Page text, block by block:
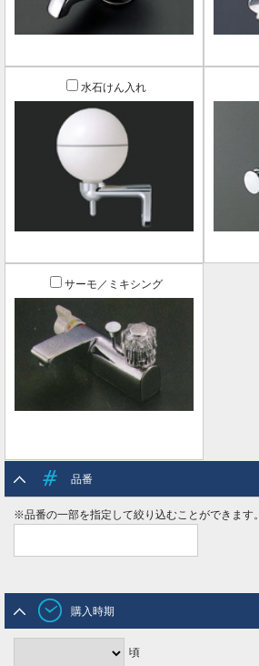
水石けん入れ
サーモ／ミキシング
品番
※品番の一部を指定して絞り込むことができます。
購入時期
頃